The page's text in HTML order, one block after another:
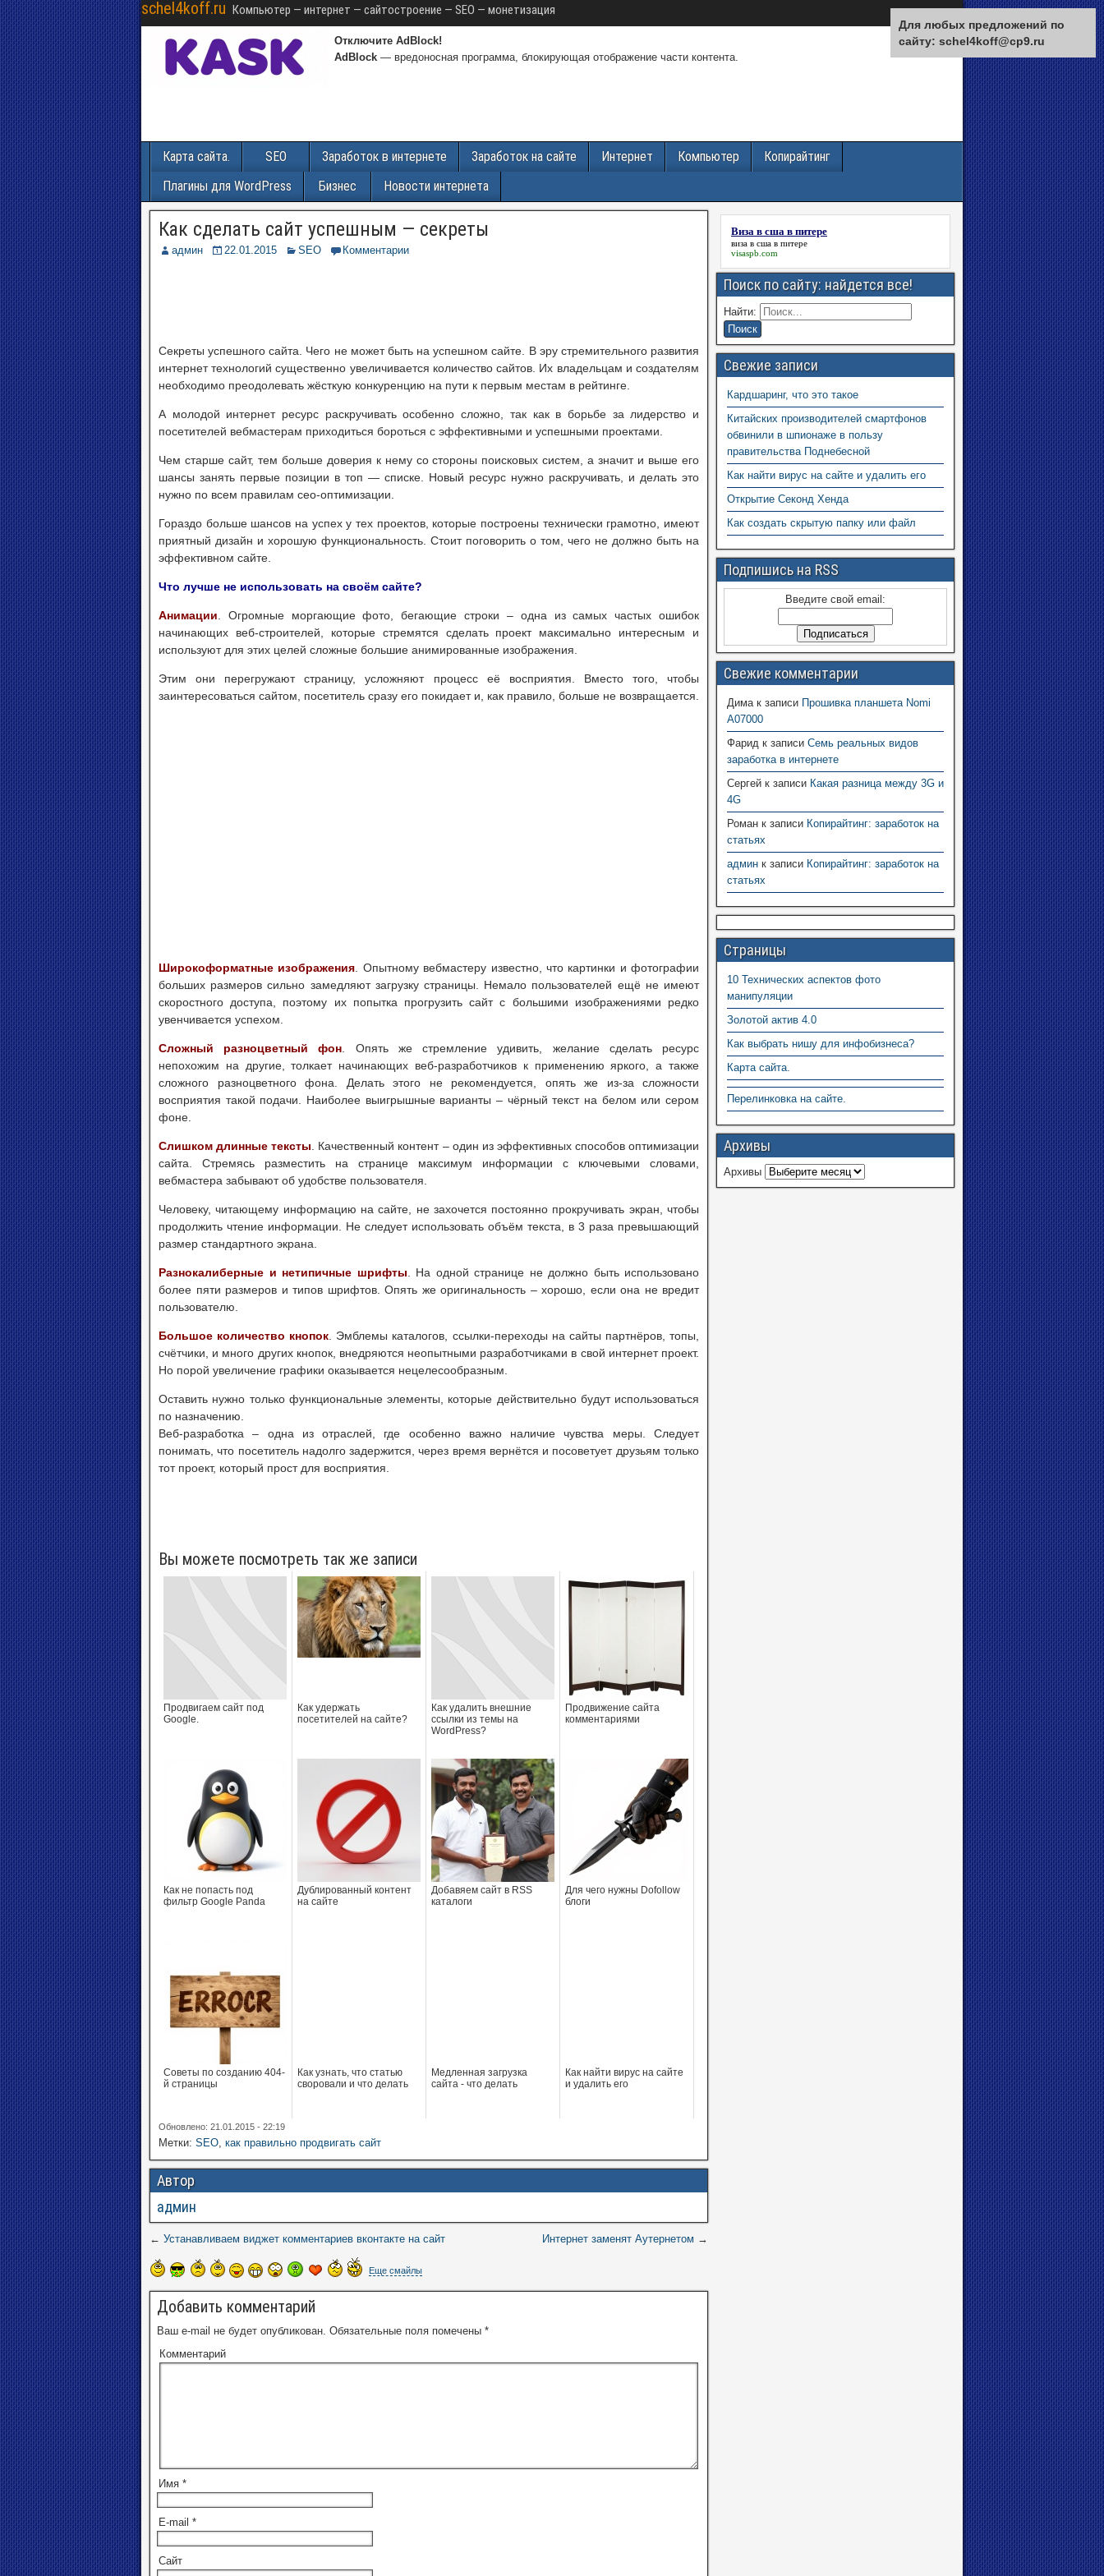
schel4koff.ru Компьютер — интернет — сайтостроение — SEO — монетизация
Отключите AdBlock!
AdBlock — вредоносная программа, блокирующая отображение части контента.
Карта сайта. SEO Заработок в интернете Заработок на сайте Интернет Компьютер
Копирайтинг
Плагины для WordPress
Бизнес Новости интернета
Как сделать сайт успешным — секреты
админ 22.01.2015 SEO Комментарии
Секреты успешного сайта. Чего не может быть на успешном сайте. В эру стремительного развития
интернет технологий существенно увеличивается количество сайтов. Их владельцам и создателям
необходимо преодолевать жёсткую конкуренцию на пути к первым местам в рейтинге.
А молодой интернет ресурс раскручивать особенно сложно, так как в борьбе за лидерство и
посетителей вебмастерам приходиться бороться с эффективными и успешными проектами.
Чем старше сайт, тем больше доверия к нему со стороны поисковых систем, а значит и выше его
шансы занять первые позиции в топ — списке. Новый ресурс нужно раскручивать, и делать это
нужно по всем правилам сео-оптимизации.
Гораздо больше шансов на успех у тех проектов, которые построены технически грамотно, имеют
приятный дизайн и хорошую функциональность. Стоит поговорить о том, чего не должно быть на
эффективном сайте.
Что лучше не использовать на своём сайте?
Анимации . Огромные моргающие фото, бегающие строки – одна из самых частых ошибок
начинающих веб-строителей, которые стремятся сделать проект максимально интересным и
используют для этих целей сложные большие анимированные изображения.
Этим они перегружают страницу, усложняют процесс её восприятия. Вместо того, чтобы
заинтересоваться сайтом, посетитель сразу его покидает и, как правило, больше не возвращается.
Широкоформатные изображения . Опытному вебмастеру известно, что картинки и фотографии
больших размеров сильно замедляют загрузку страницы. Немало пользователей ещё не имеют
скоростного доступа, поэтому их попытка прогрузить сайт с большими изображениями редко
увенчивается успехом.
Сложный разноцветный фон . Опять же стремление удивить, желание сделать ресурс
непохожим на другие, толкает начинающих веб-разработчиков к применению яркого, а также
сложного разноцветного фона. Делать этого не рекомендуется, опять же из-за сложности
восприятия такой подачи. Наиболее выигрышные варианты – чёрный текст на белом или сером
фоне.
Слишком длинные тексты . Качественный контент – один из эффективных способов оптимизации
сайта. Стремясь разместить на странице максимум информации с ключевыми словами,
вебмастера забывают об удобстве пользователя.
Человеку, читающему информацию на сайте, не захочется постоянно прокручивать экран, чтобы
продолжить чтение информации. Не следует использовать объём текста, в 3 раза превышающий
размер стандартного экрана.
Разнокалиберные и нетипичные шрифты . На одной странице не должно быть использовано
более пяти размеров и типов шрифтов. Опять же оригинальность – хорошо, если она не вредит
пользователю.
Большое количество кнопок . Эмблемы каталогов, ссылки-переходы на сайты партнёров, топы,
счётчики, и много других кнопок, внедряются неопытными разработчиками в свой интернет проект.
Но порой увеличение графики оказывается нецелесообразным.
Оставить нужно только функциональные элементы, которые действительно будут использоваться
по назначению.
Веб-разработка – одна из отраслей, где особенно важно наличие чувства меры. Следует
понимать, что посетитель надолго задержится, через время вернётся и посоветует друзьям только
тот проект, который прост для восприятия.
Вы можете посмотреть так же записи
Продвигаем сайт под
Google.
Как удержать
посетителей на сайте?
Как удалить внешние
ссылки из темы на
WordPress?
Продвижение сайта
комментариями
Как не попасть под
фильтр Google Panda
Дублированный контент
на сайте
Добавяем сайт в RSS
каталоги
Для чего нужны Dofollow
блоги
Советы по созданию 404-
й страницы
Как узнать, что статью
своровали и что делать
Медленная загрузка
сайта - что делать
Как найти вирус на сайте
и удалить его
Обновлено: 21.01.2015 - 22:19
Метки: SEO, как правильно продвигать сайт
Автор
админ
← Устанавливаем виджет комментариев вконтакте на сайт Интернет заменят Аутернетом →
Еще смайлы
Добавить комментарий
Ваш e-mail не будет опубликован. Обязательные поля помечены *
Комментарий
Имя *
E-mail *
Сайт
Виза в сша в питере
виза в сша в питере
visaspb.com
Поиск по сайту: найдется все!
Найти:
Свежие записи
Кардшаринг, что это такое
Китайских производителей смартфонов
обвинили в шпионаже в пользу
правительства Поднебесной
Как найти вирус на сайте и удалить его
Открытие Секонд Хенда
Как создать скрытую папку или файл
Подпишись на RSS
Введите свой email:
Свежие комментарии
Димак записи Прошивка планшета Nomi
A07000
Фарид к записи Семь реальных видов
заработка в интернете
Сергей к записи Какая разница между 3G и
4G
Роман к записи Копирайтинг: заработок на
статьях
админ к записи Копирайтинг: заработок на
статьях
Страницы
10 Технических аспектов фото
манипуляции
Золотой актив 4.0
Как выбрать нишу для инфобизнеса?
Карта сайта.
Перелинковка на сайте.
Архивы
Архивы
Для любых предложений по
сайту: schel4koff@cp9.ru